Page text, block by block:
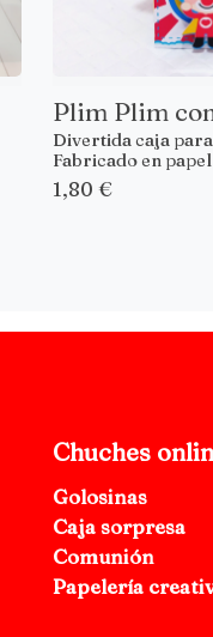
Plim Plim
Divertida caja
Fabricado en
1,80 €
Chuches
Golosinas
Caja sorpresa
Comunión
Papelería